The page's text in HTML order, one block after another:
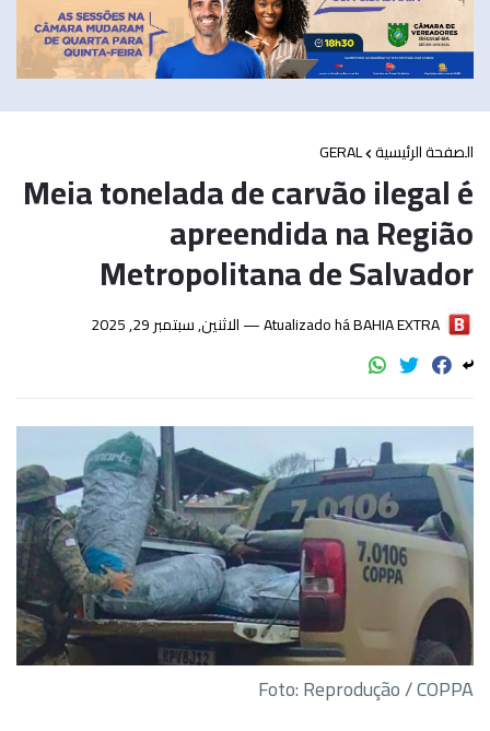
الصفحة الرئيسية GERAL
Meia tonelada de carvão ilegal é
apreendida na Região
Metropolitana de Salvador
BAHIA EXTRA
Atualizado há — الاثنين, سبتمبر 29, 2025
Foto: Reprodução / COPPA